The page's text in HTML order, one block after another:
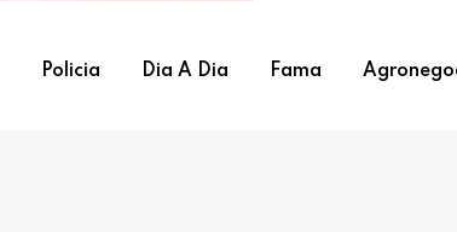
Policia Dia A Dia Fama